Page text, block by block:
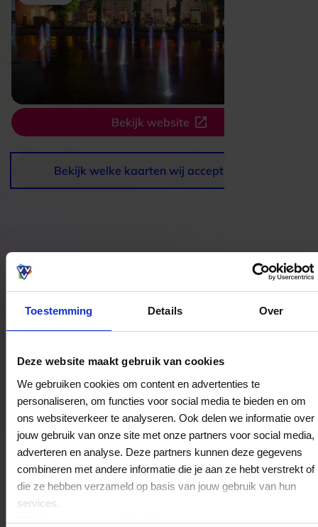
Toestemming Details Over
Deze website maakt gebruik van cookies
We gebruiken cookies om content en advertenties te
personaliseren, om functies voor social media te bieden en om
ons websiteverkeer te analyseren. Ook delen we informatie over
jouw gebruik van onze site met onze partners voor social media,
adverteren en analyse. Deze partners kunnen deze gegevens
combineren met andere informatie die je aan ze hebt verstrekt of
die ze hebben verzameld op basis van jouw gebruik van hun
services.
Klikhiervoor ons cookiebeleid.
Bekijk website
Bekijk welke kaarten wij accepteren
Bestedingslocaties
Grand Café Het Schaftlokaal
Hutteweg 24
7071BV Ulft
Veelgestelde Vragen
Kan ik het saldo in delen besteden?